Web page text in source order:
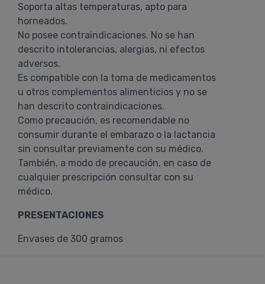
Soporta altas temperaturas, apto para
horneados.
No posee contraindicaciones. No se han
descrito intolerancias, alergias, ni efectos
adversos.
Es compatible con la toma de medicamentos
u otros complementos alimenticios y no se
han descrito contraindicaciones.
Como precaución, es recomendable no
consumir durante el embarazo o la lactancia
sin consultar previamente con su médico.
También, a modo de precaución, en caso de
cualquier prescripción consultar con su
médico.
PRESENTACIONES
Envases de 300 gramos